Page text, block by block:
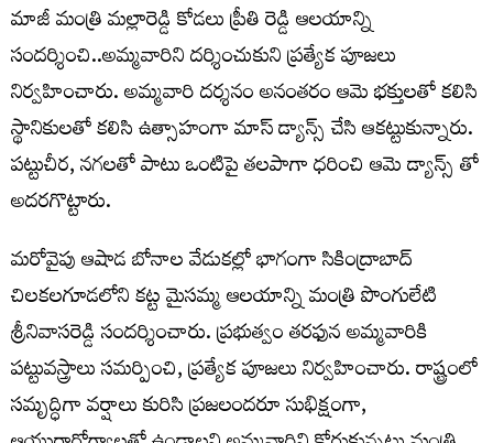
మాజీ మంత్రి మల్లారెడ్డి కోడలు ప్రీతి రెడ్డి ఆలయాన్ని
సందర్శించి..అమ్మవారిని దర్శించుకుని ప్రత్యేక పూజలు
నిర్వహించారు. అమ్మవారి దర్శనం అనంతరం ఆమె భక్తులతో కలిసి
స్థానికులతో కలిసి ఉత్సాహంగా మాస్ డ్యాన్స్ చేసి ఆకట్టుకున్నారు.
పట్టుచీర, నగలతో పాటు ఒంటిపై తలపాగా ధరించి ఆమె డ్యాన్స్ తో
అదరగొట్టారు.
మరోవైపు ఆషాడ బోనాల వేడుకల్లో భాగంగా సికింద్రాబాద్
చిలకలగూడలోని కట్ట మైసమ్మ ఆలయాన్ని మంత్రి పొంగులేటి
శ్రీనివాసరెడ్డి సందర్శించారు. ప్రభుత్వం తరఫున అమ్మవారికి
పట్టువస్త్రాలు సమర్పించి, ప్రత్యేక పూజలు నిర్వహించారు. రాష్ట్రంలో
సమృద్ధిగా వర్షాలు కురిసి ప్రజలందరూ సుభిక్షంగా,